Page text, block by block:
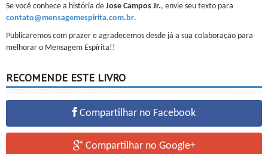
Se você conhece a história de Jose Campos Jr., envie seu texto para
contato@mensagemespirita.com.br.
Publicaremos com prazer e agradecemos desde já a sua colaboração para
melhorar o Mensagem Espírita!!
RECOMENDE ESTE LIVRO
Compartilhar no Facebook
Compartilhar no Google+